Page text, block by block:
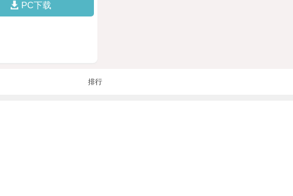
PC下载
排行